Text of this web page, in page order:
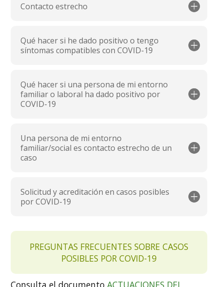
Contacto estrecho
Qué hacer si he dado positivo o tengo
síntomas compatibles con COVID-19
Qué hacer si una persona de mi entorno
familiar o laboral ha dado positivo por
COVID-19
Una persona de mi entorno
familiar/social es contacto estrecho de un
caso
Solicitud y acreditación en casos posibles
por COVID-19
PREGUNTAS FRECUENTES SOBRE CASOS
POSIBLES POR COVID-19
Consulta el documento ACTUACIONES DEL